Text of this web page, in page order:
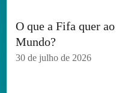
O que a Fifa quer
Mundo?
30 de julho de 2026